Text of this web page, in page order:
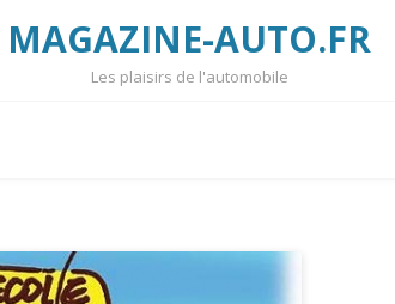
MAGAZINE-AUTO.FR
Les plaisirs de l'automobile